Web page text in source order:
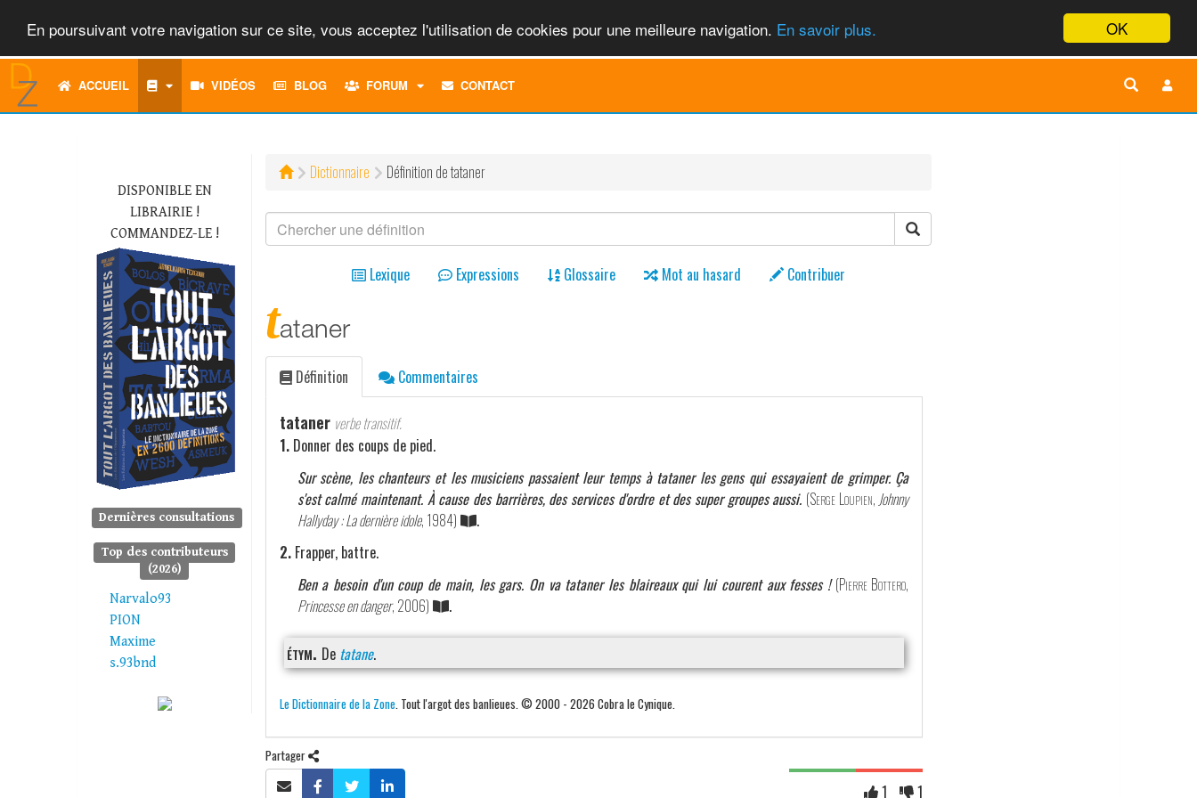
OK
En poursuivant votre navigation sur ce site, vous acceptez l'utilisation de cookies pour une meilleure navigation. En savoir plus.
ACCUEIL VIDÉOS BLOG FORUM
TOGGLECONTACT
DISPONIBLE EN
LIBRAIRIE !
COMMANDEZ-LE !
Dernières consultations
Top des contributeurs
(2026)
Narvalo93
PION
Maxime
s.93bnd
Dictionnaire Définition de tataner
Lexique Expressions Glossaire Mot au hasard Contribuer
tataner
Définition Commentaires
tataner verbe transitif.
1. Donner des coups de pied.
Sur scène, les chanteurs et les musiciens passaient leur temps à tataner les gens qui essayaient de grimper. Ça
s'est calmé maintenant. À cause des barrières, des services d'ordre et des super groupes aussi. (Serge Loupien, Johnny
Hallyday : La dernière idole, 1984)
.
2. Frapper, battre.
Ben a besoin d'un coup de main, les gars. On va tataner les blaireaux qui lui courent aux fesses ! (Pierre Bottero,
Princesse en danger, 2006) .
étym. De tatane.
Le Dictionnaire de la Zone. Tout l'argot des banlieues. © 2000 - 2026 Cobra le Cynique.
Partager
1 1